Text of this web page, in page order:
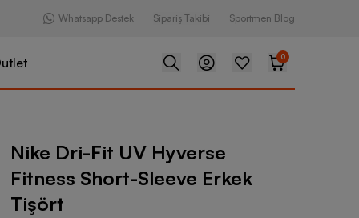
Whatsapp Destek Sipariş Takibi Sportmen Blog
0
Hyverse Fitness Short-Sleeve Erkek Tişört
Nike Dri-Fit UV Hyverse
Fitness Short-Sleeve Erkek
Tişört